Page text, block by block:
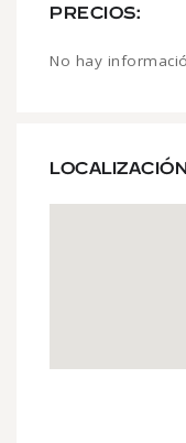
PRECIOS:
No hay